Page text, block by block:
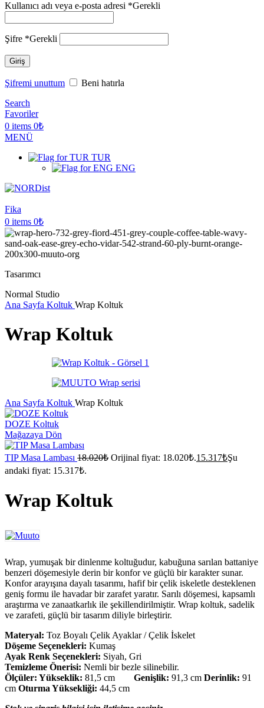
Kullanıcı adı veya e-posta adresi *Gerekli
Şifre *Gerekli
Giriş
Şifremi unuttum
Beni hatırla
Search
Favoriler
0 items 0₺
MENÜ
TUR
ENG
Fika
0 items 0₺
Tasarımcı
Normal Studio
Ana Sayfa Koltuk Wrap Koltuk
Wrap Koltuk
Ana Sayfa Koltuk Wrap Koltuk
DOZE Koltuk
Mağazaya Dön
TIP Masa Lambası 18.020₺ Orijinal fiyat: 18.020₺.15.317₺Şu
andaki fiyat: 15.317₺.
Wrap Koltuk
Wrap, yumuşak bir dinlenme koltuğudur, kabuğuna sarılan battaniye
benzeri döşemesiyle derin bir konfor ve güçlü bir karakter sunar.
Konfor arayışına dayalı tasarımı, hafif bir çelik iskeletle desteklenen
geniş formu ile havadar bir zarafet yaratır. Sarılı döşemesi, kapsamlı
araştırma ve zanaatkarlık ile şekillendirilmiştir. Wrap koltuk, sadelik
ve zarafeti, güçlü bir tasarım diliyle birleştirir.
Materyal: Toz Boyalı Çelik Ayaklar / Çelik İskelet
Döşeme Seçenekleri: Kumaş
Ayak Renk Seçenekleri: Siyah, Gri
Temizleme Önerisi: Nemli bir bezle silinebilir.
Ölçüler: Yükseklik: 81,5 cm Genişlik: 91,3 cm Derinlik: 91
cm Oturma Yüksekliği: 44,5 cm